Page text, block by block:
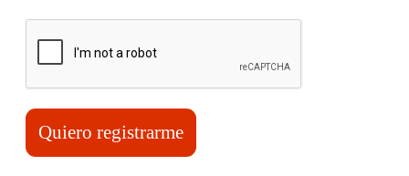
Quiero registrarme